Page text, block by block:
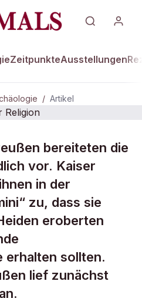
ZeitpunkteAusstellungen
/ Artikel
& ARCHÄOLOGIE
der Religion
bereiteten die
vor. Kaiser
in der
zu, dass sie
eroberten
sollten.
lief zunächst